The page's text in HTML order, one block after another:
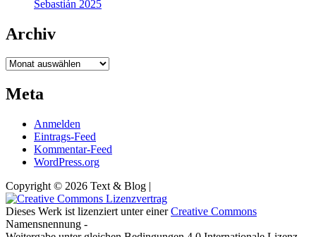
Sebastián 2025
Archiv
Archiv
Meta
Anmelden
Eintrags-Feed
Kommentar-Feed
WordPress.org
Copyright © 2026 Text & Blog |
Dieses Werk ist lizenziert unter einerCreative Commons
Namensnennung -